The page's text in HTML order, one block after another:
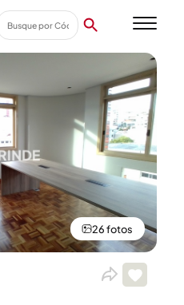
26 fotos